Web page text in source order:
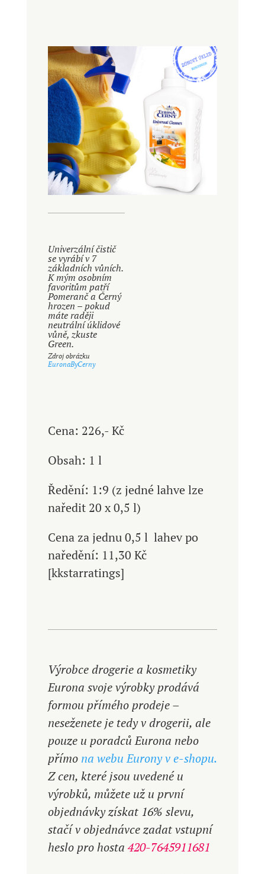
Univerzální čistič
se vyrábí v 7
základních vůních.
K mým osobním
favoritům patří
Pomeranč a Černý
hrozen – pokud
máte raději
neutrální úklidové
vůně, zkuste
Green.
Zdroj obrázku
EuronaByCerny
Cena: 226,- Kč
Obsah: 1 l
Ředění: 1:9 (z jedné lahve lze
naředit 20 x 0,5 l)
Cena za jednu 0,5 l lahev po
naředění: 11,30 Kč
[kkstarratings]
Výrobce drogerie a kosmetiky
Eurona svoje výrobky prodává
formou přímého prodeje –
neseženete je tedy v drogerii, ale
pouze u poradců Eurona nebo
přímo na webu Eurony v e-shopu.
Z cen, které jsou uvedené u
výrobků, můžete už u první
objednávky získat 16% slevu,
stačí v objednávce zadat vstupní
heslo pro hosta420-7645911681